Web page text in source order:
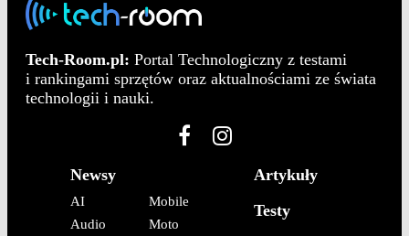
Tech-Room.pl: Portal Technologiczny z testami
i rankingami sprzętów oraz aktualnościami ze świata
technologii i nauki.
Newsy
AI
Audio
Mobile
Moto
Artykuły
Testy